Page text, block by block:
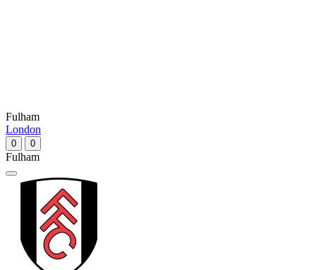
Fulham
London
0 0
Fulham